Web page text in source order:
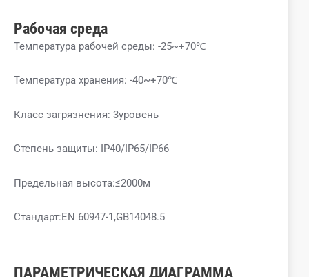
Рабочая среда
Температура рабочей среды: -25~+70℃
Температура хранения: -40~+70℃
Класс загрязнения: 3уровень
Степень защиты: IP40/IP65/IP66
Предельная высота:≤2000м
Стандарт:EN 60947-1,GB14048.5
ПАРАМЕТРИЧЕСКАЯ ДИАГРАММА